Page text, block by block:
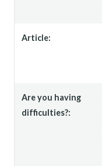
Article:
Are you having
difficulties?: